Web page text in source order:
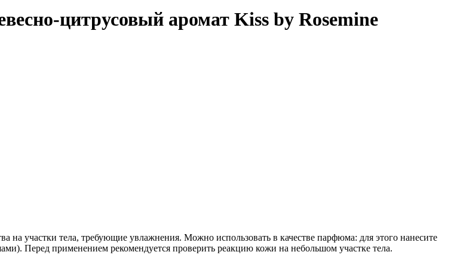
цитрусовый аромат Kiss by Rosemine
на участки тела, требующие увлажнения. Можно использовать в качестве парфюма: для этого нанесите
Перед применением рекомендуется проверить реакцию кожи на небольшом участке тела.